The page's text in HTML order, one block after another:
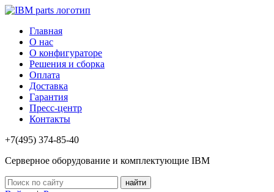
Главная
О нас
О конфигураторе
Решения и сборка
Оплата
Доставка
Гарантия
Пресс-центр
Контакты
+7(495) 374-85-40
Серверное оборудование и комплектующие IBM